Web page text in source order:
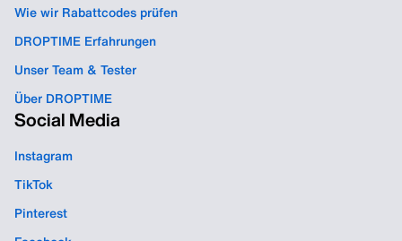
Wie wir Rabattcodes prüfen
DROPTIME Erfahrungen
Unser Team & Tester
Über DROPTIME
Social Media
Instagram
TikTok
Pinterest